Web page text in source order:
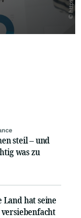
steil – und
was zu
Land hat seine
versiebenfacht